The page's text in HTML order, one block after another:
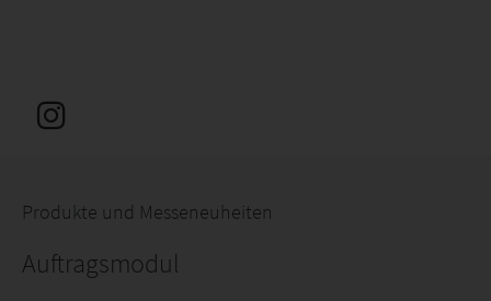
Produkte und Messeneuheiten
Auftragsmodul